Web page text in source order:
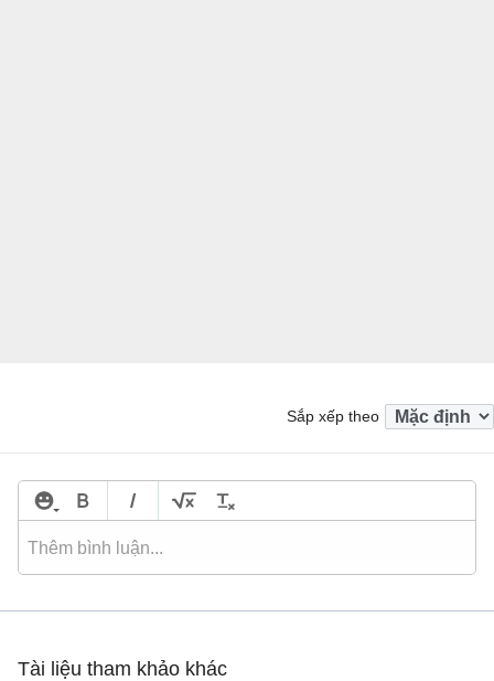
Sắp xếp theo
Tài liệu tham khảo khác